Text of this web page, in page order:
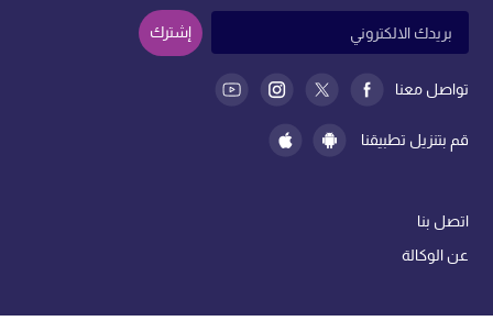
قم بتنزيل تطبيقنا
تواصل معنا
إشترك
اتصل بنا
عن الوكالة